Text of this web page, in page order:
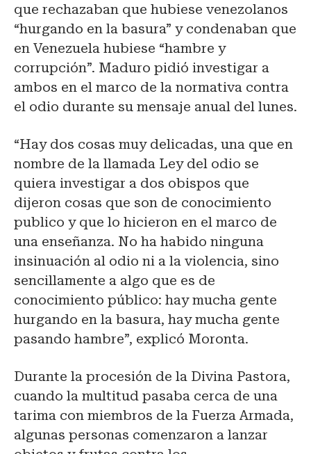
que rechazaban que hubiese venezolanos
“hurgando en la basura” y condenaban que
en Venezuela hubiese “hambre y
corrupción”. Maduro pidió investigar a
ambos en el marco de la normativa contra
el odio durante su mensaje anual del lunes.
“Hay dos cosas muy delicadas, una que en
nombre de la llamada Ley del odio se
quiera investigar a dos obispos que
dijeron cosas que son de conocimiento
publico y que lo hicieron en el marco de
una enseñanza. No ha habido ninguna
insinuación al odio ni a la violencia, sino
sencillamente a algo que es de
conocimiento público: hay mucha gente
hurgando en la basura, hay mucha gente
pasando hambre”, explicó Moronta.
Durante la procesión de la Divina Pastora,
cuando la multitud pasaba cerca de una
tarima con miembros de la Fuerza Armada,
algunas personas comenzaron a lanzar